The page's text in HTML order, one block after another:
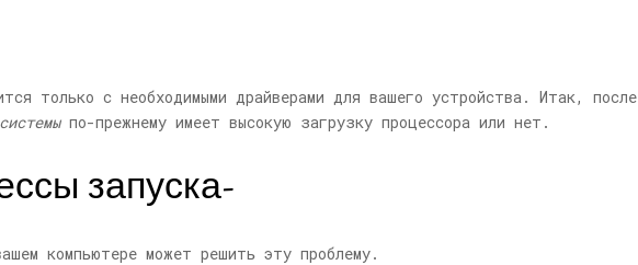
только с необходимыми драйверами для вашего устройства. Итак, после
по-прежнему имеет высокую загрузку процессора или нет.
запуска-
компьютере может решить эту проблему.